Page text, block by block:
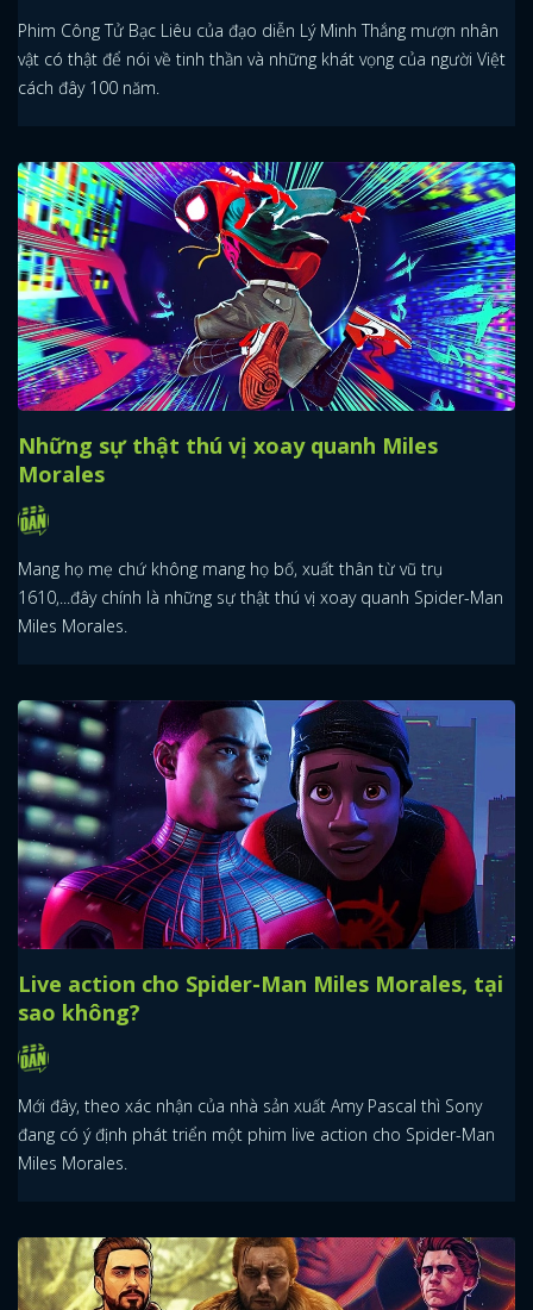
Phim Công Tử Bạc Liêu của đạo diễn Lý Minh Thắng mượn nhân
vật có thật để nói về tinh thần và những khát vọng của người Việt
cách đây 100 năm.
Những sự thật thú vị xoay quanh Miles
Morales
Mang họ mẹ chứ không mang họ bố, xuất thân từ vũ trụ
1610,...đây chính là những sự thật thú vị xoay quanh Spider-Man
Miles Morales.
Live action cho Spider-Man Miles Morales, tại
sao không?
Mới đây, theo xác nhận của nhà sản xuất Amy Pascal thì Sony
đang có ý định phát triển một phim live action cho Spider-Man
Miles Morales.